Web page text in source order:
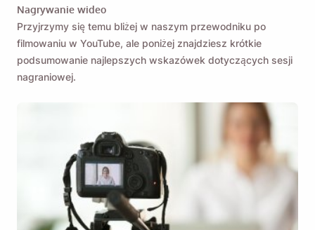
Nagrywanie wideo
Przyjrzymy się temu bliżej w naszym przewodniku po
filmowaniu w YouTube, ale poniżej znajdziesz krótkie
podsumowanie najlepszych wskazówek dotyczących sesji
nagraniowej.